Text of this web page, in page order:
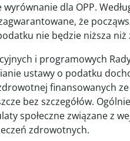
dla OPP.
że
nie będzie niższa niż
i programowych
ustawy o podatku
finansowanych
bez szczegółów.
społeczne związane z
zdrowotnych.